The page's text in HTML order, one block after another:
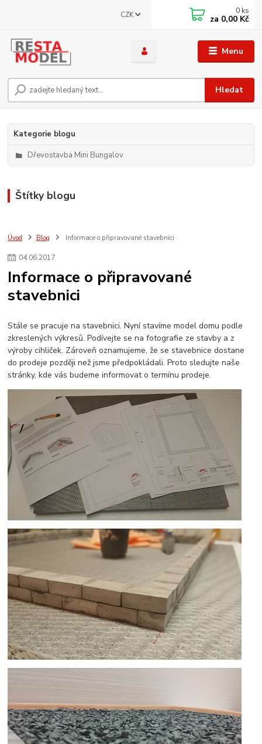
Menu
CZK
Hledat
0 ks
za 0,00 Kč
Kategorie blogu
Dřevostavba Mini Bungalov
Štítky blogu
Úvod Blog Informace o připravované stavebnici
04.06.2017
Informace o připravované
stavebnici
Stále se pracuje na stavebnici. Nyní stavíme model domu podle
zkreslených výkresů. Podívejte se na fotografie ze stavby a z
výroby cihliček. Zároveň oznamujeme, že se stavebnice dostane
do prodeje později než jsme předpokládali. Proto sledujte naše
stránky, kde vás budeme informovat o termínu prodeje.